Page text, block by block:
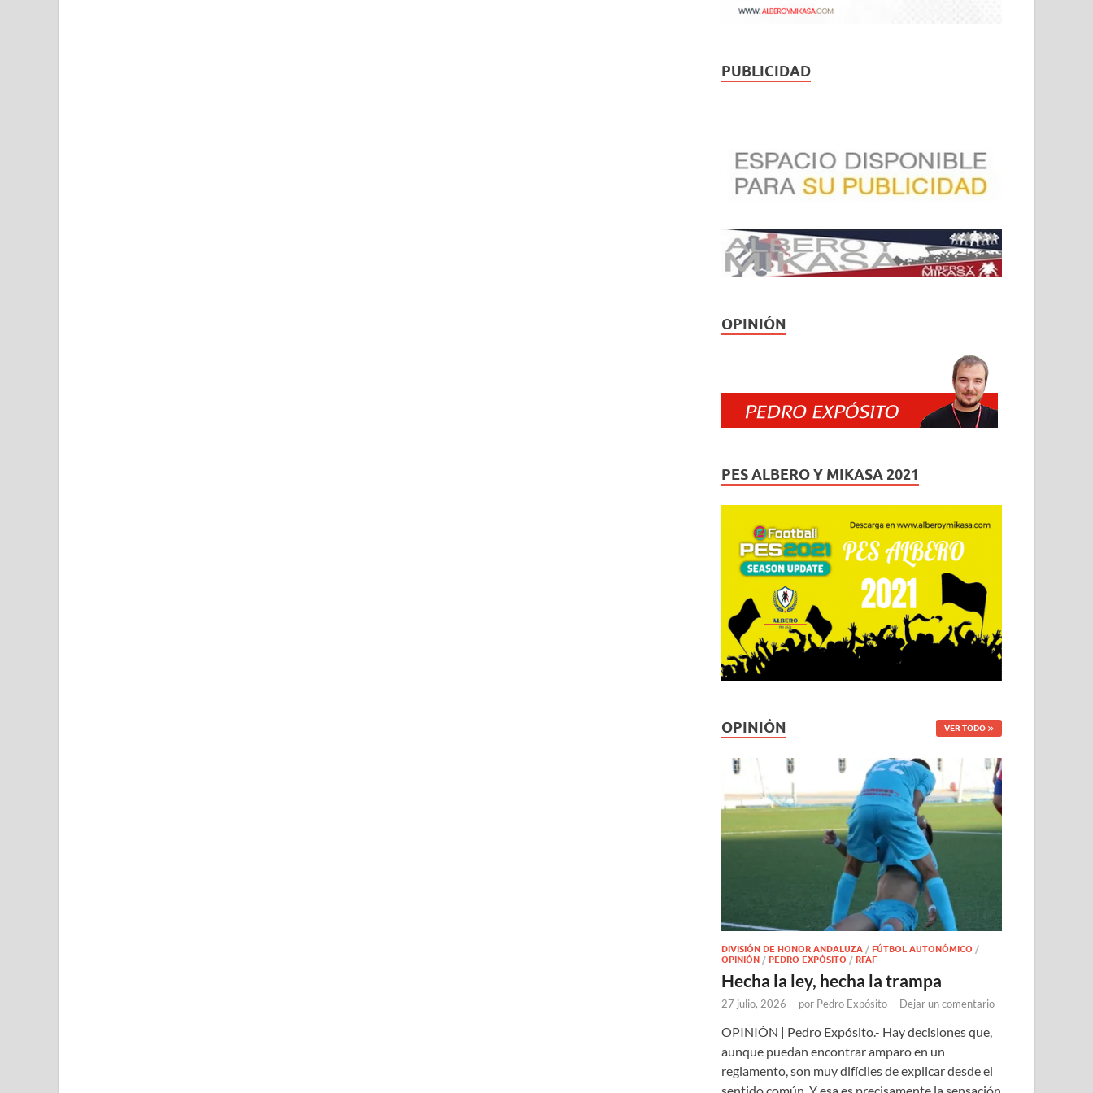
PUBLICIDAD
OPINIÓN
PES ALBERO Y MIKASA 2021
OPINIÓN VER TODO
DIVISIÓN DE HONOR ANDALUZA /FÚTBOL AUTONÓMICO /
OPINIÓN /PEDRO EXPÓSITO /RFAF
Hecha la ley, hecha la trampa
27 julio, 2026 - por Pedro Expósito - Dejar un comentario
OPINIÓN | Pedro Expósito.- Hay decisiones que,
aunque puedan encontrar amparo en un
reglamento, son muy difíciles de explicar desde el
sentido común. Y esa es precisamente la sensación